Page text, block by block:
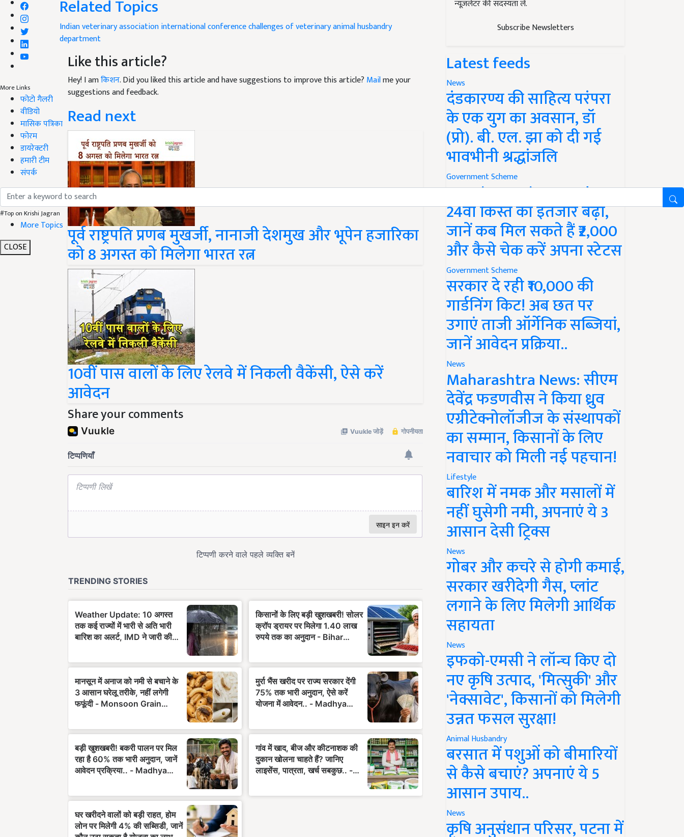
More Links
फोटो गैलरी
वीडियो
मासिक पत्रिका
फोरम
डायरेक्टरी
हमारी टीम
संपर्क
#Top on Krishi Jagran
More Topics
CLOSE
Related Topics
Indian veterinaryassociation international conferencechallenges of veterinaryanimal husbandry
department
Like this article?
Hey! I amकिशन. Did you liked this article and have suggestions to improve this article? Mailme your
suggestions and feedback.
Read next
पूर्व राष्ट्रपति प्रणब मुखर्जी, नानाजी देशमुख और भूपेन हजारिका
को 8 अगस्त को मिलेगा भारत रत्न
10वीं पास वालों के लिए रेलवे में निकली वैकेंसी, ऐसे करें
आवेदन
Share your comments
न्यूज़लेटर की सदस्यता लें.
Subscribe Newsletters
Latest feeds
News
दंडकारण्य की साहित्य परंपरा
के एक युग का अवसान, डॉ
(प्रो). बी. एल. झा को दी गई
भावभीनी श्रद्धांजलि
Government Scheme
PM Kisan Yojana Update:
24वीं किस्त का इंतजार बढ़ा,
जानें कब मिल सकते हैं ₹2,000
और कैसे चेक करें अपना स्टेटस
Government Scheme
सरकार दे रही ₹10,000 की
गार्डनिंग किट! अब छत पर
उगाएं ताजी ऑर्गेनिक सब्जियां,
जानें आवेदन प्रक्रिया..
News
Maharashtra News: सीएम
देवेंद्र फडणवीस ने किया ध्रुव
एग्रीटेक्नोलॉजीज के संस्थापकों
का सम्मान, किसानों के लिए
नवाचार को मिली नई पहचान!
Lifestyle
बारिश में नमक और मसालों में
नहीं घुसेगी नमी, अपनाएं ये 3
आसान देसी ट्रिक्स
News
गोबर और कचरे से होगी कमाई,
सरकार खरीदेगी गैस, प्लांट
लगाने के लिए मिलेगी आर्थिक
सहायता
News
इफको-एमसी ने लॉन्च किए दो
नए कृषि उत्पाद, 'मित्सुकी' और
'नेक्सावेट', किसानों को मिलेगी
उन्नत फसल सुरक्षा!
Animal Husbandry
बरसात में पशुओं को बीमारियों
से कैसे बचाएं? अपनाएं ये 5
आसान उपाय..
News
कृषि अनुसंधान परिसर, पटना में